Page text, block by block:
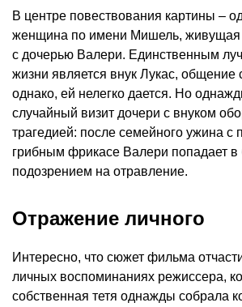
В центре повествования картины –
женщина по имени Мишель, живущая
с дочерью Валери. Единственным
жизни является внук Лукас, общение
однако, ей нелегко дается. Но
случайный визит дочери с внуком
трагедией: после семейного ужина с
грибным фрикасе Валери попадает в
подозрением на отравление.
Отражение личного
Интересно, что сюжет фильма
личных воспоминаниях режиссера,
собственная тетя однажды собрала